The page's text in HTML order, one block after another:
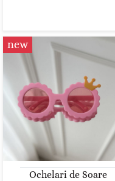
new
Ochelari de Soare